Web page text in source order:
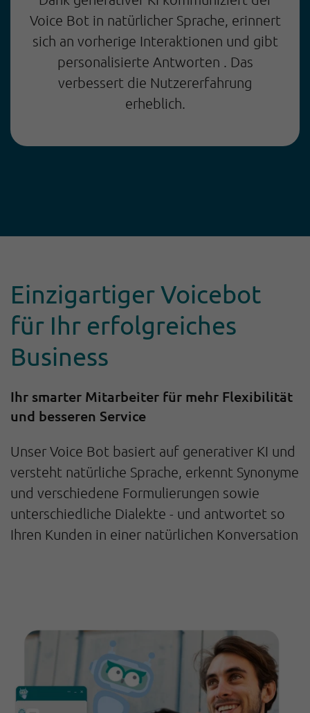
Voice Bot in natürlicher Sprache, erinnert
sich an vorherige Interaktionen und gibt
personalisierte Antworten . Das
verbessert die Nutzererfahrung
erheblich.
Einzigartiger Voicebot
für Ihr erfolgreiches
Business
Ihr smarter Mitarbeiter für mehr Flexibilität
und besseren Service
Unser Voice Bot basiert auf generativer KI und
versteht natürliche Sprache, erkennt Synonyme
und verschiedene Formulierungen sowie
unterschiedliche Dialekte - und antwortet so
Ihren Kunden in einer natürlichen Konversation